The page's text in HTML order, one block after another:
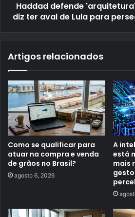
Haddad defende
diz ter aval de Lula para
Artigos relacionados
Como se qualificar para
atuar na compra e venda
de grãos no Brasil?
agosto 6, 2026
A
está
mais